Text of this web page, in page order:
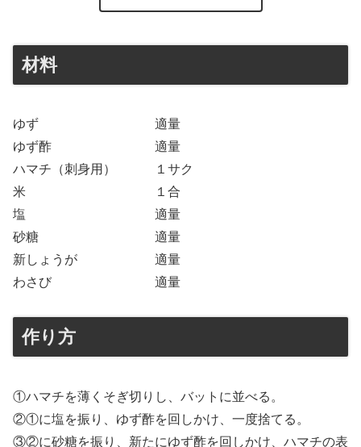
材料
ゆず 適量
ゆず酢 適量
ハマチ（刺身用） １サク
米 １合
塩 適量
砂糖 適量
新しょうが 適量
わさび 適量
作り方
①ハマチを薄くそぎ切りし、バットに並べる。
②①に塩を振り、ゆず酢を回しかけ、一度捨てる。
③②に砂糖を振り、新たにゆず酢を回しかけ、ハマチの表